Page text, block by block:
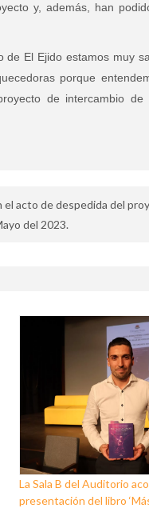
y, además, han
de El Ejido estamos muy
porque
de intercambio de
el acto de despedida del
del 2023.
La Sala B del Auditorio
presentación del libro